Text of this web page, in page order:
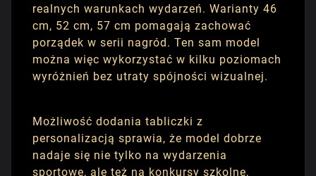
realnych warunkach wydarzeń. Warianty 46
cm, 52 cm, 57 cm pomagają zachować
porządek w serii nagród. Ten sam model
można więc wykorzystać w kilku poziomach
wyróżnień bez utraty spójności wizualnej.
Możliwość dodania tabliczki z
personalizacją sprawia, że model dobrze
nadaje się nie tylko na wydarzenia
sportowe, ale też na konkursy szkolne,